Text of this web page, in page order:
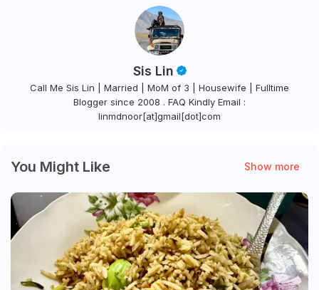
Sis Lin
Call Me Sis Lin | Married | MoM of 3 | Housewife | Fulltime
Blogger since 2008 . FAQ Kindly Email :
linmdnoor[at]gmail[dot]com
You Might Like Show more